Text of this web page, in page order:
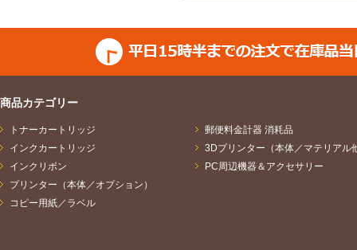
商品カテゴリー
トナーカートリッジ
インクカートリッジ
インクリボン
プリンター（本体／オプション）
コピー用紙／ラベル
郵便料金計器 消耗品
3Dプリンター（本体／マテリアル
PC周辺機器＆アクセサリー